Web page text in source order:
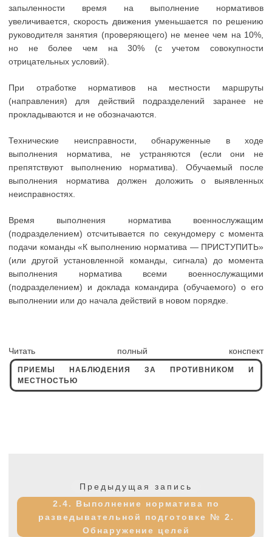
запыленности время на выполнение нормативов
увеличивается, скорость движения уменьшается по решению
руководителя занятия (проверяющего) не менее чем на 10%,
но не более чем на 30% (с учетом совокупности
отрицательных условий).
При отработке нормативов на местности маршруты
(направления) для действий подразделений заранее не
прокладываются и не обозначаются.
Технические неисправности, обнаруженные в ходе
выполнения норматива, не устраняются (если они не
препятствуют выполнению норматива). Обучаемый после
выполнения норматива должен доложить о выявленных
неисправностях.
Время выполнения норматива военнослужащим
(подразделением) отсчитывается по секундомеру с момента
подачи команды «К выполнению норматива — ПРИСТУПИТЬ»
(или другой установленной команды, сигнала) до момента
выполнения норматива всеми военнослужащими
(подразделением) и доклада командира (обучаемого) о его
выполнении или до начала действий в новом порядке.
Читать полный конспект
ПРИЕМЫ НАБЛЮДЕНИЯ ЗА ПРОТИВНИКОМ И
МЕСТНОСТЬЮ
Предыдущая запись
запись:
2.4. Выполнение норматива по
разведывательной подготовке № 2.
Обнаружение целей